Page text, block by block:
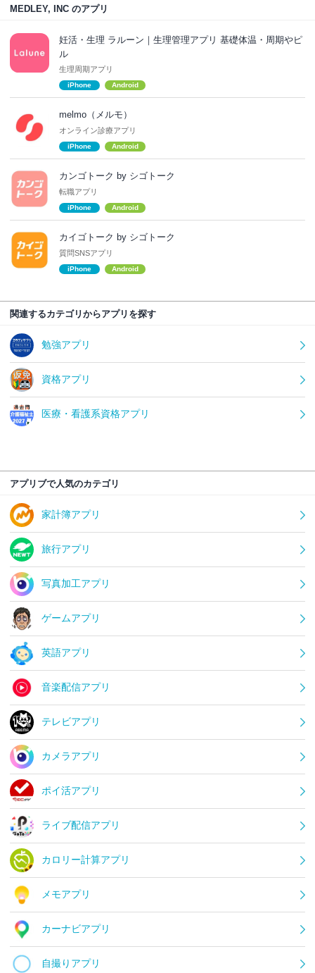
MEDLEY, INC のアプリ
妊活・生理 ラルーン｜生理管理アプリ 基礎体温・周期やピ
ル
生理周期アプリ
iPhone Android
melmo（メルモ）
オンライン診療アプリ
iPhone Android
カンゴトーク by シゴトーク
転職アプリ
iPhone Android
カイゴトーク by シゴトーク
質問SNSアプリ
iPhone Android
関連するカテゴリからアプリを探す
勉強アプリ
資格アプリ
医療・看護系資格アプリ
アプリブで人気のカテゴリ
家計簿アプリ
旅行アプリ
写真加工アプリ
ゲームアプリ
英語アプリ
音楽配信アプリ
テレビアプリ
カメラアプリ
ポイ活アプリ
ライブ配信アプリ
カロリー計算アプリ
メモアプリ
カーナビアプリ
自撮りアプリ